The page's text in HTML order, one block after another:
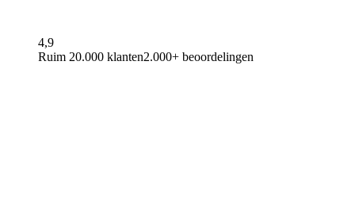
4,9
Ruim 20.000 klanten2.000+ beoordelingen